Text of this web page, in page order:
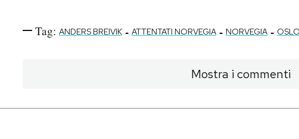
Tag: ANDERS BREIVIK - ATTENTATI NORVEGIA - NORVEGIA - OSLO
Mostra i commenti